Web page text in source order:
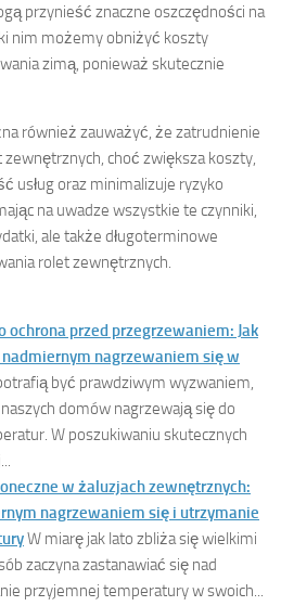
przynieść znaczne oszczędności na
nim możemy obniżyć koszty
zimą, ponieważ skutecznie
również zauważyć, że zatrudnienie
choć zwiększa koszty,
usług oraz minimalizuje ryzyko
na uwadze wszystkie te czynniki,
ale także długoterminowe
rolet zewnętrznych.
ochrona przed przegrzewaniem: Jak
nagrzewaniem się w
być prawdziwym wyzwaniem,
domów nagrzewają się do
W poszukiwaniu skutecznych
w żaluzjach zewnętrznych:
nagrzewaniem się i utrzymanie
W miarę jak lato zbliża się wielkimi
zaczyna zastanawiać się nad
przyjemnej temperatury w swoich...